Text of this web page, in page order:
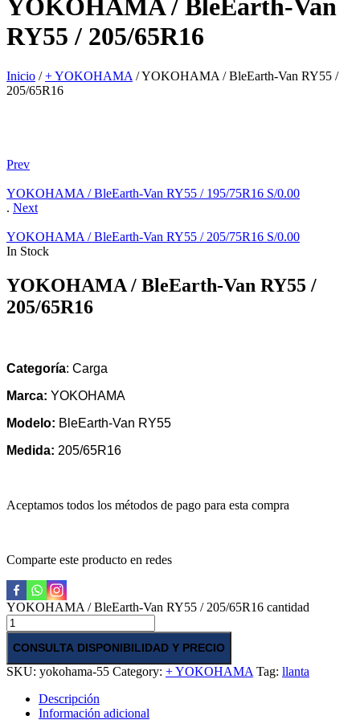
YOKOHAMA / BleEarth-Van
RY55 / 205/65R16
Inicio /+ YOKOHAMA /YOKOHAMA / BleEarth-Van RY55 /
205/65R16
Prev
YOKOHAMA / BleEarth-Van RY55 / 195/75R16 S/0.00
. Next
YOKOHAMA / BleEarth-Van RY55 / 205/75R16 S/0.00
In Stock
YOKOHAMA / BleEarth-Van RY55 /
205/65R16
Categoría: Carga
Marca: YOKOHAMA
Modelo: BleEarth-Van RY55
Medida: 205/65R16
Aceptamos todos los métodos de pago para esta compra
Comparte este producto en redes
YOKOHAMA / BleEarth-Van RY55 / 205/65R16 cantidad
CONSULTA DISPONIBILIDAD Y PRECIO
SKU: yokohama-55 Category: + YOKOHAMA Tag: llanta
Descripción
Información adicional